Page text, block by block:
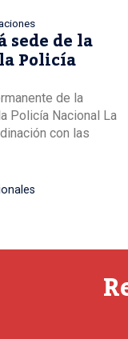
de la
Policía
de la
Policía Nacional La
con las